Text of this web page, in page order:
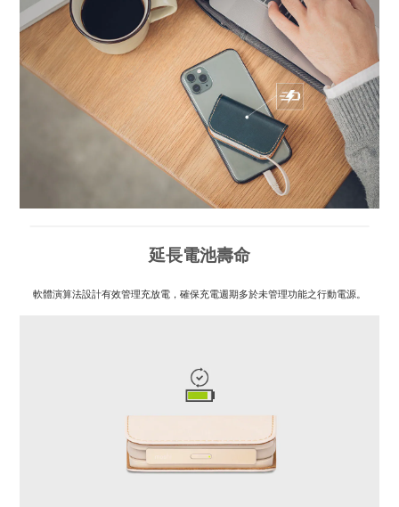
延長電池壽命
軟體演算法設計有效管理充放電，確保充電週期多於未管理功能之行動電源。